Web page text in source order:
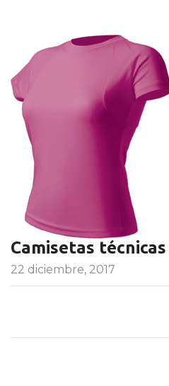
Camisetas
22 diciembre, 2017